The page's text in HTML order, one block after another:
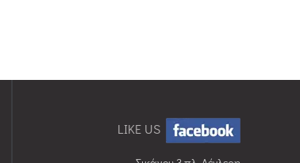
LIKE US